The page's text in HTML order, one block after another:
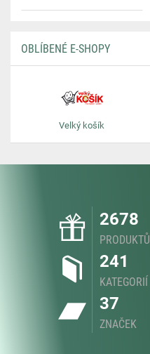
OBLÍBENÉ E-SHOPY
Velký košík
2678
PRODUKTŮ
241
KATEGORIÍ
37
ZNAČEK